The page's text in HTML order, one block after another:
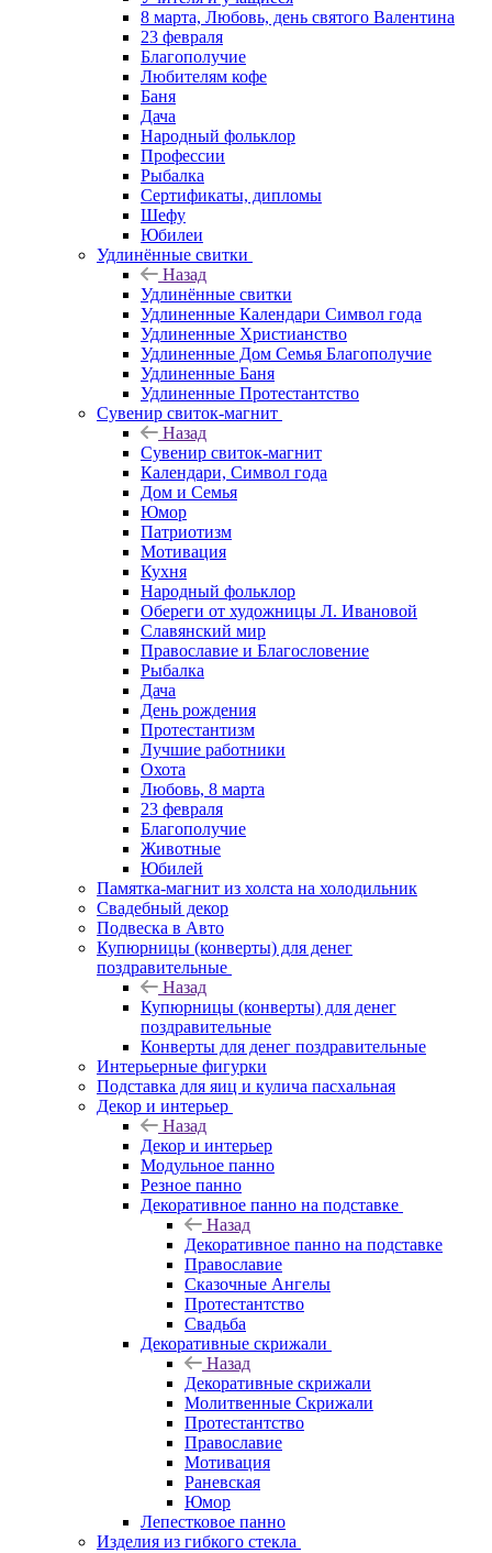
8 марта, Любовь, день святого Валентина
23 февраля
Благополучие
Любителям кофе
Баня
Дача
Народный фольклор
Профессии
Рыбалка
Сертификаты, дипломы
Шефу
Юбилеи
Удлинённые свитки
Назад
Удлинённые свитки
Удлиненные Календари Символ года
Удлиненные Христианство
Удлиненные Дом Семья Благополучие
Удлиненные Баня
Удлиненные Протестантство
Сувенир свиток-магнит
Назад
Сувенир свиток-магнит
Календари, Символ года
Дом и Семья
Юмор
Патриотизм
Мотивация
Кухня
Народный фольклор
Обереги от художницы Л. Ивановой
Славянский мир
Православие и Благословение
Рыбалка
Дача
День рождения
Протестантизм
Лучшие работники
Охота
Любовь, 8 марта
23 февраля
Благополучие
Животные
Юбилей
Памятка-магнит из холста на холодильник
Свадебный декор
Подвеска в Авто
Купюрницы (конверты) для денег
поздравительные
Назад
Купюрницы (конверты) для денег
поздравительные
Конверты для денег поздравительные
Интерьерные фигурки
Подставка для яиц и кулича пасхальная
Декор и интерьер
Назад
Декор и интерьер
Модульное панно
Резное панно
Декоративное панно на подставке
Назад
Декоративное панно на подставке
Православие
Сказочные Ангелы
Протестантство
Свадьба
Декоративные скрижали
Назад
Декоративные скрижали
Молитвенные Скрижали
Протестантство
Православие
Мотивация
Раневская
Юмор
Лепестковое панно
Изделия из гибкого стекла